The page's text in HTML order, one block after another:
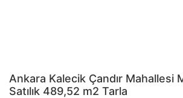
Ankara Kalecik Çandır Mahallesi
Satılık 489,52 m2 Tarla